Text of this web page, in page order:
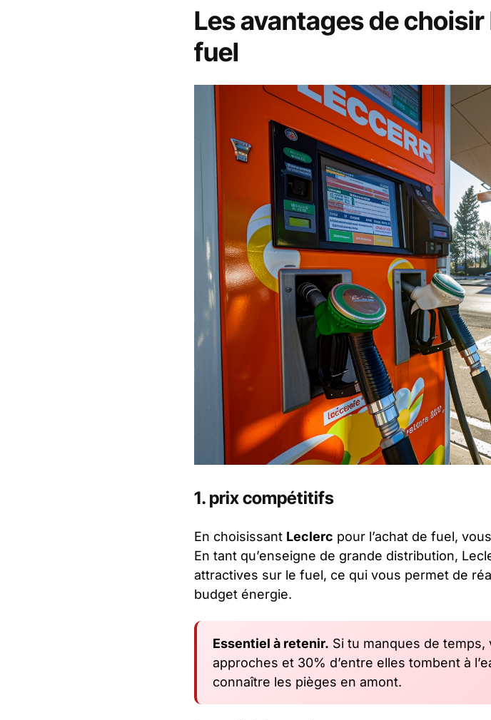
Les avantages de
fuel
1. prix compétitifs
En choisissant Leclerc pour l’achat de fuel,
En tant qu’enseigne de grande distribution,
attractives sur le fuel, ce qui vous permet de
budget énergie.
Essentiel à retenir. Si tu manques de temps,
approches et 30% d’entre elles tombent à
connaître les pièges en amont.